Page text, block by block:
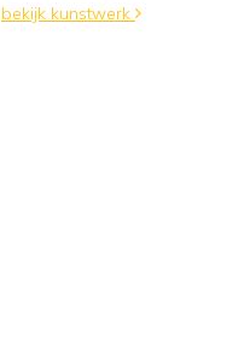
bekijk kunstwerk